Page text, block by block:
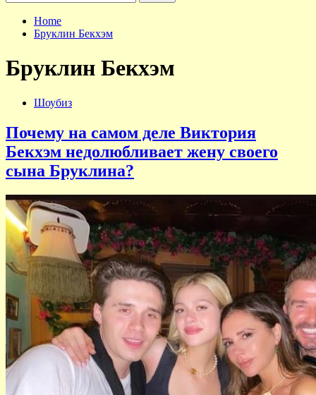
Home
Бруклин Бекхэм
Бруклин Бекхэм
Шоубиз
Почему на самом деле Виктория
Бекхэм недолюбливает жену своего
сына Бруклина?